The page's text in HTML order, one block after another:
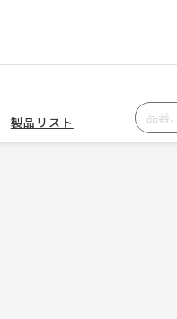
製品リスト